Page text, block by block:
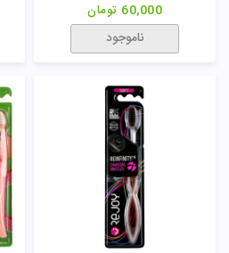
60,000 تومان
ناموجود